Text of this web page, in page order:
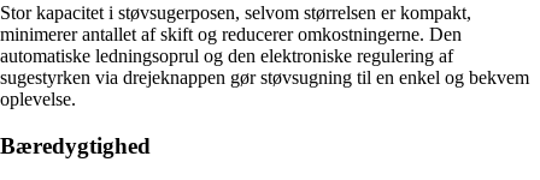
Stor kapacitet i støvsugerposen, selvom størrelsen er kompakt,
minimerer antallet af skift og reducerer omkostningerne. Den
automatiske ledningsoprul og den elektroniske regulering af
sugestyrken via drejeknappen gør støvsugning til en enkel og bekvem
oplevelse.
Bæredygtighed